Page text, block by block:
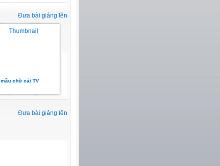
Đưa bài giảng lên
mẫu chữ cái TV
Đưa bài giảng lên